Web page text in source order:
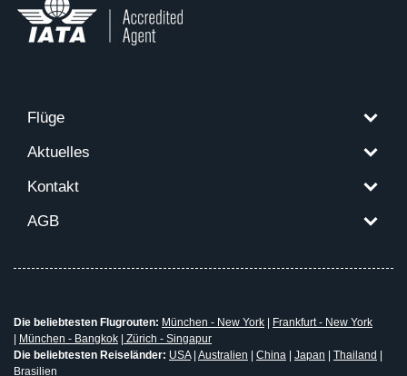
Flüge
Aktuelles
Kontakt
AGB
Die beliebtesten Flugrouten: München - New York
Frankfurt - New York
München - Bangkok
Zürich - Singapur
Die beliebtesten Reiseländer: USA| Australien China Japan Thailand
Brasilien